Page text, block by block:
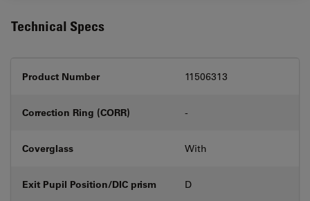
Technical Specs
Product Number 11506313
Correction Ring (CORR) -
Coverglass With
Exit Pupil Position/DIC prism D